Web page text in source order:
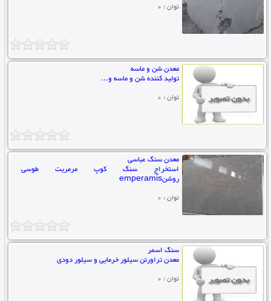
توان : 0
معدن شن و ماسه
تولید کننده شن و ماسه و...
توان : 0
معدن سنگ عباسی
استخراج سنگ کوپ مرمریت طوسی
روشنemperamis
توان : 0
سنگ اسمر
معدن تراورتن سیلور خرمایی و سیلور دودی
توان : 0